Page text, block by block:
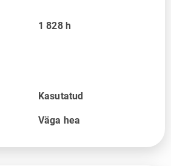
1 828 h
Kasutatud
Väga hea